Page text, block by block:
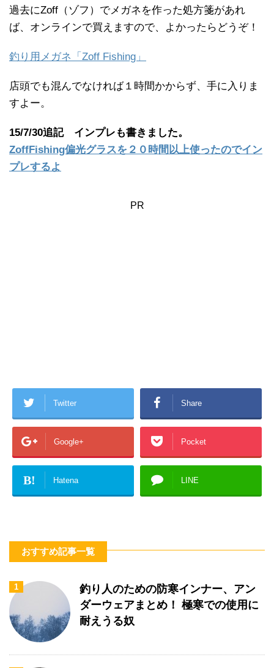
過去にZoff（ゾフ）でメガネを作った処方箋があれ
ば、オンラインで買えますので、よかったらどうぞ！
釣り用メガネ「Zoff Fishing」
店頭でも混んでなければ１時間かからず、手に入りま
すよー。
15/7/30追記 インプレも書きました。
ZoffFishing偏光グラスを２０時間以上使ったのでイン
プレするよ
PR
Twitter Share
Google+ Pocket
B! Hatena LINE
おすすめ記事一覧
1
釣り人のための防寒インナー、アン
ダーウェアまとめ！ 極寒での使用に
耐えうる奴